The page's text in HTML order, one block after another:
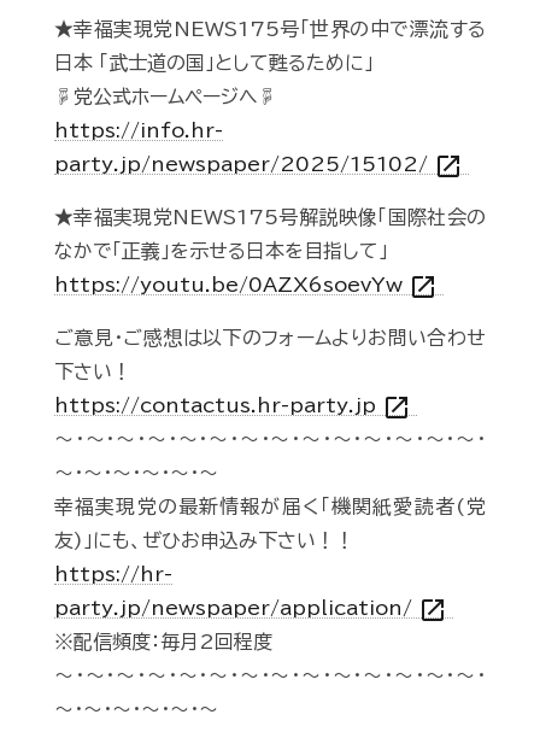
★幸福実現党NEWS175号「世界の中で漂流する
日本 「武士道の国」として甦るために」
☟党公式ホームページへ☟
https://info.hr-
party.jp/newspaper/2025/15102/ open_in_new
★幸福実現党NEWS175号解説映像「国際社会の
なかで「正義」を示せる日本を目指して」
https://youtu.be/0AZX6soevYw open_in_new
ご意見・ご感想は以下のフォームよりお問い合わせ
下さい！
https://contactus.hr-party.jp open_in_new
～・～・～・～・～・～・～・～・～・～・～・～・～・～・
～・～・～・～・～・～
幸福実現党の最新情報が届く「機関紙愛読者(党
友)」にも、ぜひお申込み下さい！！
https://hr-
party.jp/newspaper/application/ open_in_new
※配信頻度：毎月2回程度
～・～・～・～・～・～・～・～・～・～・～・～・～・～・
～・～・～・～・～・～